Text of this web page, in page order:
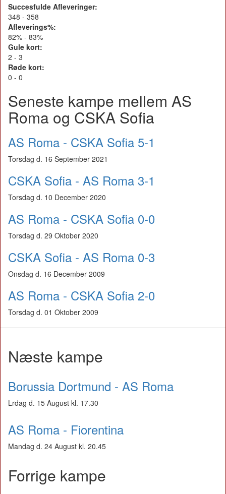
Succesfulde Afleveringer:
348 - 358
Afleverings%:
82% - 83%
Gule kort:
2 - 3
Røde kort:
0 - 0
Seneste kampe mellem AS
Roma og CSKA Sofia
AS Roma - CSKA Sofia 5-1
Torsdag d. 16 September 2021
CSKA Sofia - AS Roma 3-1
Torsdag d. 10 December 2020
AS Roma - CSKA Sofia 0-0
Torsdag d. 29 Oktober 2020
CSKA Sofia - AS Roma 0-3
Onsdag d. 16 December 2009
AS Roma - CSKA Sofia 2-0
Torsdag d. 01 Oktober 2009
Næste kampe
Borussia Dortmund - AS Roma
Lrdag d. 15 August kl. 17.30
AS Roma - Fiorentina
Mandag d. 24 August kl. 20.45
Forrige kampe